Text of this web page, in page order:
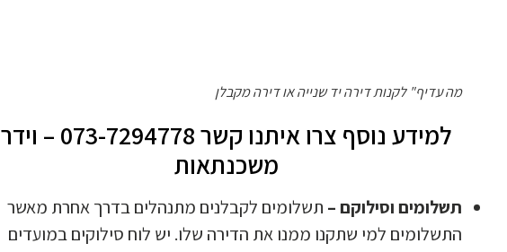
מה עדיף" לקנות דירה יד שנייה או דירה מקבלן
למידע נוסף צרו איתנו קשר 073-7294778 – וידר
משכנתאות
תשלומים וסילוקם – תשלומים לקבלנים מתנהלים בדרך אחרת מאשר
התשלומים למי שתקנו ממנו את הדירה שלו. יש לוח סילוקים במועדים